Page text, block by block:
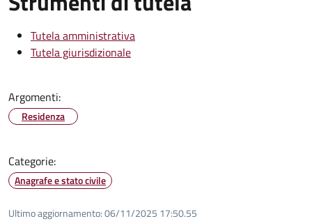
Tutela amministrativa
Tutela giurisdizionale
Argomenti:
Residenza
Categorie:
Anagrafe e stato civile
Ultimo aggiornamento:06/11/2025 17:50.55